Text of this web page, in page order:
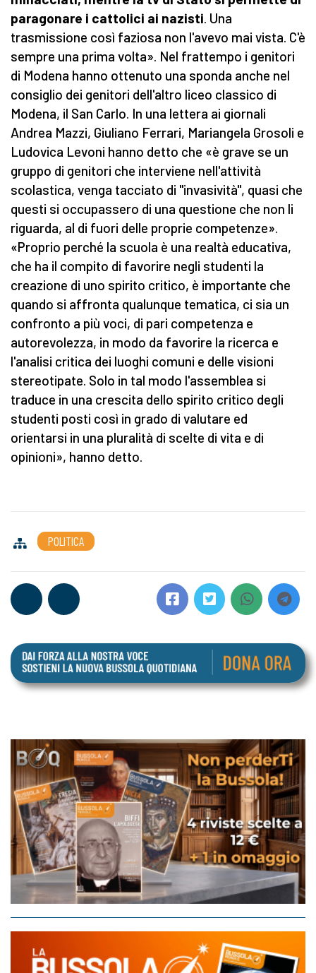
paragonare i cattolici ai nazisti. Una
trasmissione così faziosa non l'avevo mai vista. C'è
sempre una prima volta». Nel frattempo i genitori
di Modena hanno ottenuto una sponda anche nel
consiglio dei genitori dell'altro liceo classico di
Modena, il San Carlo. In una lettera ai giornali
Andrea Mazzi, Giuliano Ferrari, Mariangela Grosoli e
Ludovica Levoni hanno detto che «è grave se un
gruppo di genitori che interviene nell'attività
scolastica, venga tacciato di "invasività", quasi che
questi si occupassero di una questione che non li
riguarda, al di fuori delle proprie competenze».
«Proprio perché la scuola è una realtà educativa,
che ha il compito di favorire negli studenti la
creazione di uno spirito critico, è importante che
quando si affronta qualunque tematica, ci sia un
confronto a più voci, di pari competenza e
autorevolezza, in modo da favorire la ricerca e
l'analisi critica dei luoghi comuni e delle visioni
stereotipate. Solo in tal modo l'assemblea si
traduce in una crescita dello spirito critico degli
studenti posti così in grado di valutare ed
orientarsi in una pluralità di scelte di vita e di
opinioni», hanno detto.
POLITICA